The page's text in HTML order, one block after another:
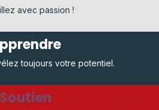
avec passion !
toujours votre potentiel.
Soutien